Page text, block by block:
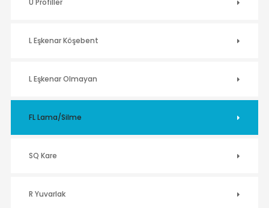
U Profiller
L Eşkenar Köşebent
L Eşkenar Olmayan
FL Lama/Silme
SQ Kare
R Yuvarlak